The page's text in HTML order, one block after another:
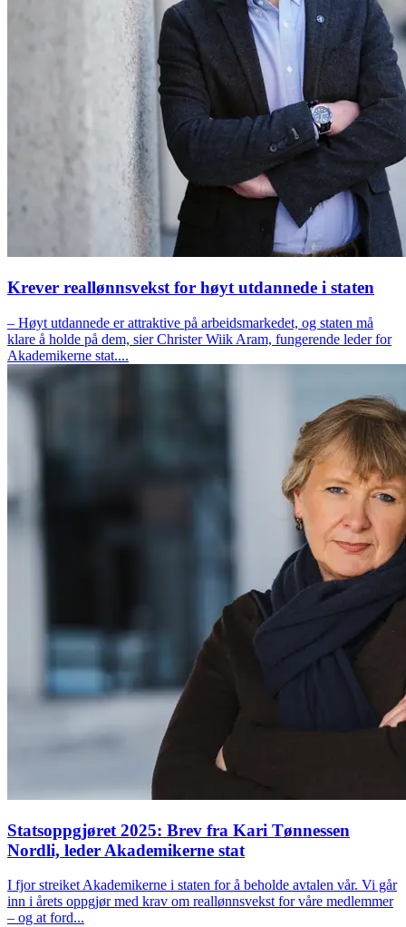
Krever reallønnsvekst for høyt utdannede i staten
– Høyt utdannede er attraktive på arbeidsmarkedet, og staten må
klare å holde på dem, sier Christer Wiik Aram, fungerende leder for
Akademikerne stat....
Statsoppgjøret 2025: Brev fra Kari Tønnessen
Nordli, leder Akademikerne stat
I fjor streiket Akademikerne i staten for å beholde avtalen vår. Vi går
inn i årets oppgjør med krav om reallønnsvekst for våre medlemmer
– og at ford...